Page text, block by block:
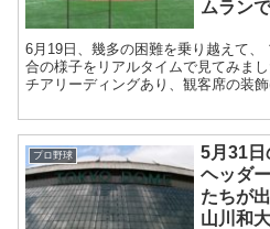
ムラン
6月19日、幾多の困難を乗り越えて
合の様子をリアルタイムで見てみま
チアリーディングあり、観客席の装
プロ野球
5月31日
ヘッダ
たちが
山川和